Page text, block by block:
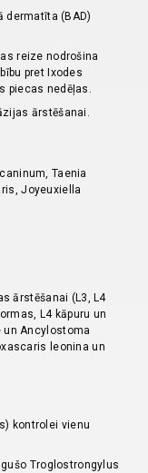
dermatīta (BAD)
reize nodrošina
pret Ixodes
piecas nedēļas.
ārstēšanai.
Taenia
Joyeuxiella
ārstēšanai (L3, L4
L4 kāpuru un
Ancylostoma
leonina un
kontrolei vienu
Troglostrongylus